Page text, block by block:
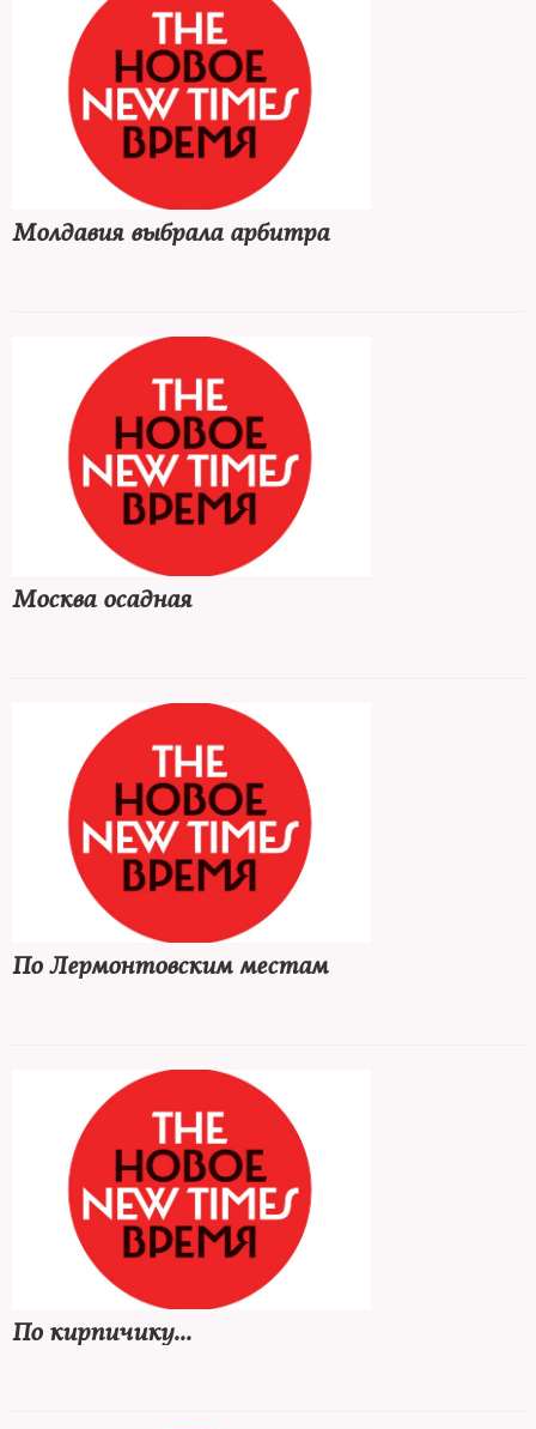
Молдавия выбрала арбитра
Москва осадная
По Лермонтовским местам
По кирпичику...